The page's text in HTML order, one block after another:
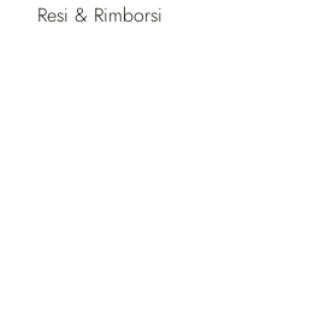
Resi & Rimborsi